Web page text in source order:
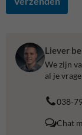
Liever
We zijn
al je
038-
Chat